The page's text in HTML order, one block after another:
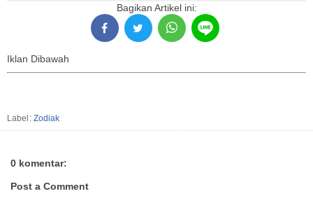
Bagikan Artikel ini:
Iklan Dibawah
Label: Zodiak
0 komentar:
Post a Comment